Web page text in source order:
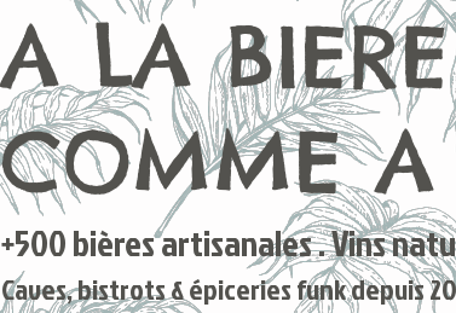
+500 bières artisanales . Vins
Caves, bistrots & épiceries funk depuis
A LA BIERE
COMME A